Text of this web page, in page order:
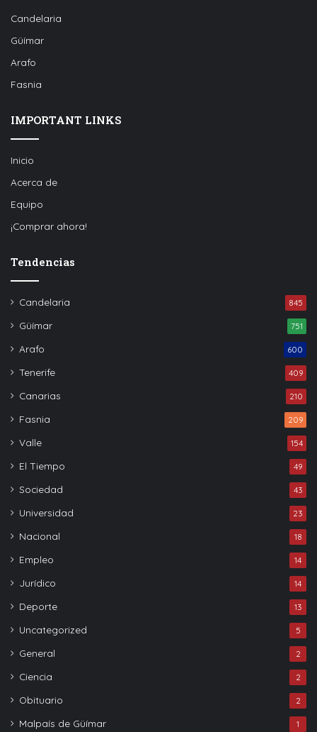
Candelaria
Güímar
Arafo
Fasnia
IMPORTANT LINKS
Inicio
Acerca de
Equipo
¡Comprar ahora!
Tendencias
Candelaria 845
Güímar 751
Arafo 600
Tenerife 409
Canarias 210
Fasnia 209
Valle 154
El Tiempo 49
Sociedad 43
Universidad 23
Nacional 18
Empleo 14
Jurídico 14
Deporte 13
Uncategorized 5
General 2
Ciencia 2
Obituario 2
Malpaís de Güímar 1